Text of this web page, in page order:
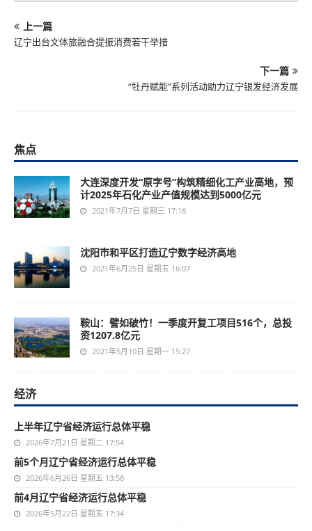
上一篇
辽宁出台文体旅融合提振消费若干举措
下一篇
“牡丹赋能”系列活动助力辽宁银发经济发展
焦点
大连深度开发“原字号”构筑精细化工产业高地，预
计2025年石化产业产值规模达到5000亿元
2021年7月7日 星期三 17:16
沈阳市和平区打造辽宁数字经济高地
2021年6月25日 星期五 16:07
鞍山：譬如破竹！一季度开复工项目516个，总投
资1207.8亿元
2021年5月10日 星期一 15:27
经济
上半年辽宁省经济运行总体平稳
2026年7月21日 星期二 17:54
前5个月辽宁省经济运行总体平稳
2026年6月26日 星期五 13:58
前4月辽宁省经济运行总体平稳
2026年5月22日 星期五 17:34